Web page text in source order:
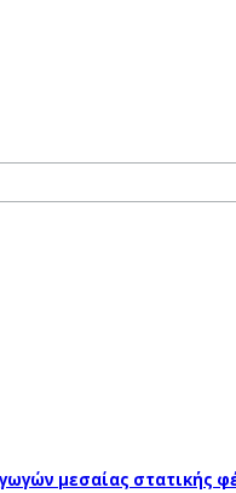
μεσαίας στατικής